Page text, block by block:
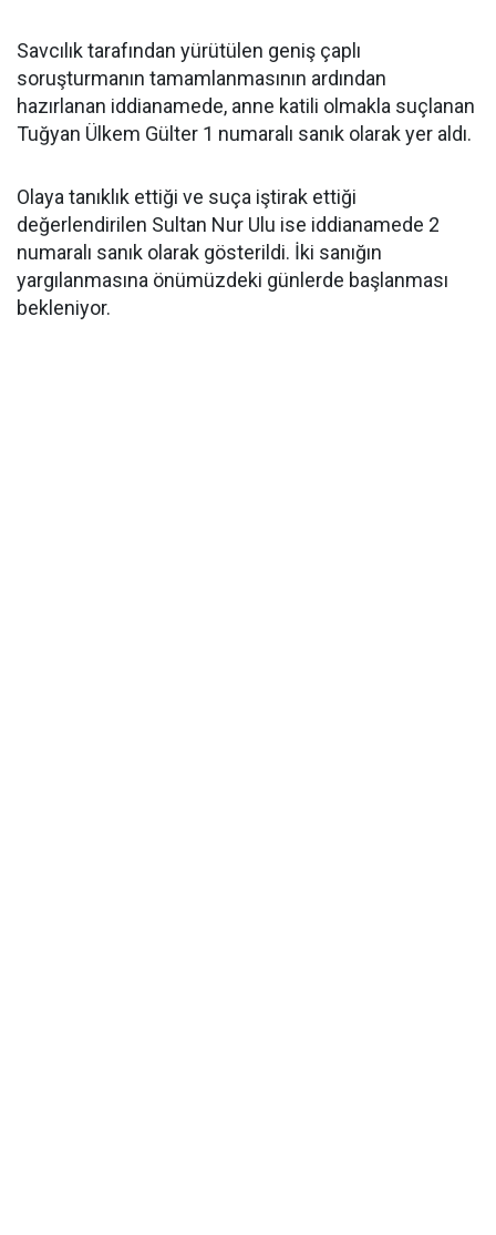
Savcılık tarafından yürütülen geniş çaplı
soruşturmanın tamamlanmasının ardından
hazırlanan iddianamede, anne katili olmakla suçlanan
Tuğyan Ülkem Gülter 1 numaralı sanık olarak yer aldı.
Olaya tanıklık ettiği ve suça iştirak ettiği
değerlendirilen Sultan Nur Ulu ise iddianamede 2
numaralı sanık olarak gösterildi. İki sanığın
yargılanmasına önümüzdeki günlerde başlanması
bekleniyor.